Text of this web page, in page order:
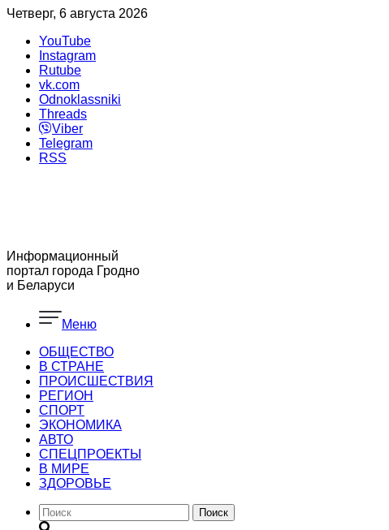
Четверг, 6 августа 2026
YouTube
Instagram
Rutube
vk.com
Odnoklassniki
Threads
Viber
Telegram
RSS
Информационный
портал города Гродно
и Беларуси
Меню
ОБЩЕСТВО
В СТРАНЕ
ПРОИСШЕСТВИЯ
РЕГИОН
CПОРТ
ЭКОНОМИКА
АВТО
СПЕЦПРОЕКТЫ
В МИРЕ
ЗДОРОВЬЕ
Поиск